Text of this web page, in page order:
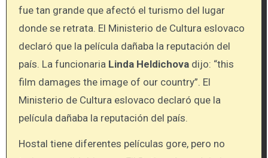
fue tan grande que afectó el turismo del lugar
donde se retrata. El Ministerio de Cultura eslovaco
declaró que la película dañaba la reputación del
país. La funcionaria Linda Heldichovadijo: “this
film damages the image of our country”. El
Ministerio de Cultura eslovaco declaró que la
película dañaba la reputación del país.
Hostal tiene diferentes películas gore, pero no